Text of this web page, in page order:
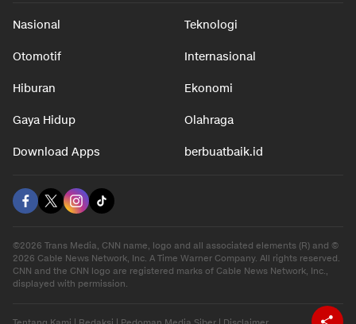
Nasional Teknologi
Otomotif Internasional
Hiburan Ekonomi
Gaya Hidup Olahraga
Download Apps berbuatbaik.id
©2026 Trans Media, CNN name, logo and all associated elements (R) and ©
2026 Cable News Network, Inc. A Time Warner Company. All rights reserved.
CNN and the CNN logo are registered marks of Cable News Network, Inc.,
displayed with permission.